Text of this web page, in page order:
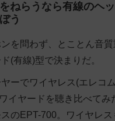
ねらうなら有線のヘ
う
を問わず、とことん音
(有線)型で決まりだ。
ーでワイヤレス(エレコ
イヤードを聴き比べてみ
のEPT-700。ワイヤレ